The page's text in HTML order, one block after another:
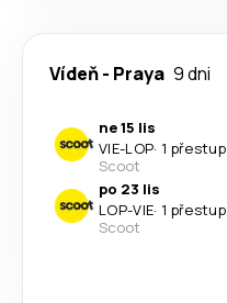
Vídeň- Praya 9 dni
ne 15 lis
VIE-LOP· 1 přestup
Scoot
po 23 lis
LOP-VIE· 1 přestup
Scoot